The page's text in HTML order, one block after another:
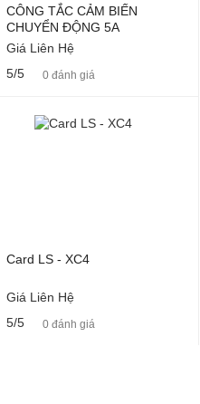
CÔNG TẮC CẢM BIẾN
CHUYỂN ĐỘNG 5A
Giá Liên Hệ
5/5
0 đánh giá
Card LS - XC4
Giá Liên Hệ
5/5
0 đánh giá